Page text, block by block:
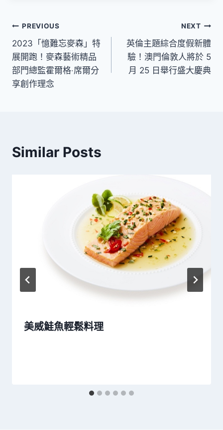
文
章
導
覽
PREVIOUS
2023「憶難忘麥森」特
展開跑！麥森藝術精品
部門總監霍爾格‧席爾分
享創作理念
NEXT
英倫主題綜合度假新體
驗！澳門倫敦人將於 5
月 25 日舉行盛大慶典
Similar Posts
美威鮭魚輕鬆料理